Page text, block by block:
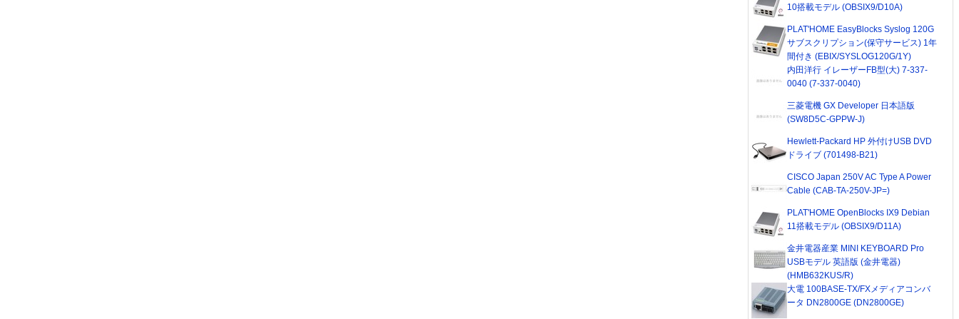
10搭載モデル (OBSIX9/D10A)
PLAT'HOME EasyBlocks Syslog 120G
サブスクリプション(保守サービス) 1年
間付き (EBIX/SYSLOG120G/1Y)
内田洋行 イレーザーFB型(大) 7-337-
0040 (7-337-0040)
三菱電機 GX Developer 日本語版
(SW8D5C-GPPW-J)
Hewlett-Packard HP 外付けUSB DVD
ドライブ (701498-B21)
CISCO Japan 250V AC Type A Power
Cable (CAB-TA-250V-JP=)
PLAT'HOME OpenBlocks IX9 Debian
11搭載モデル (OBSIX9/D11A)
金井電器産業 MINI KEYBOARD Pro
USBモデル 英語版 (金井電器)
(HMB632KUS/R)
大電 100BASE-TX/FXメディアコンバ
ータ DN2800GE (DN2800GE)